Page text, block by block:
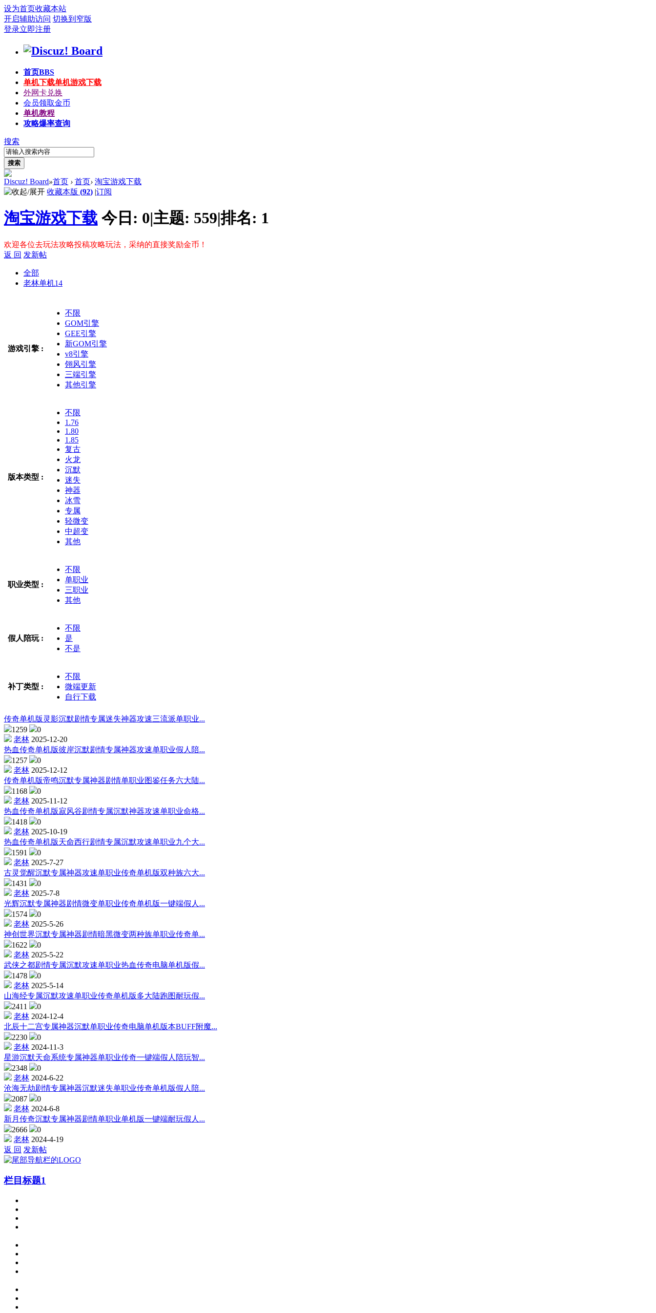
设为首页收藏本站
开启辅助访问 切换到窄版
登录立即注册
首页BBS
单机下载单机游戏下载
外网卡兑换
会员领取金币
单机教程
攻略爆率查询
搜索
搜索
Discuz! Board»首页 › 首页› 淘宝游戏下载
收藏本版 (92) |订阅
淘宝游戏下载 今日: 0|主题: 559|排名: 1
欢迎各位去玩法攻略投稿攻略玩法，采纳的直接奖励金币！
返 回 发新帖
全部
老林单机14
游戏引擎 :
不限
GOM引擎
GEE引擎
新GOM引擎
v8引擎
翎风引擎
三端引擎
其他引擎
版本类型 :
不限
1.76
1.80
1.85
复古
火龙
沉默
迷失
神器
冰雪
专属
轻微变
中超变
其他
职业类型 :
不限
单职业
三职业
其他
假人陪玩 :
不限
是
不是
补丁类型 :
不限
微端更新
自行下载
传奇单机版灵影沉默剧情专属迷失神器攻速三流派单职业...
1259
0
老林 2025-12-20
热血传奇单机版彼岸沉默剧情专属神器攻速单职业假人陪...
1257
0
老林 2025-12-12
传奇单机版帝鸣沉默专属神器剧情单职业图鉴任务六大陆...
1168
0
老林 2025-11-12
热血传奇单机版寂风谷剧情专属沉默神器攻速单职业命格...
1418
0
老林 2025-10-19
热血传奇单机版天命西行剧情专属沉默攻速单职业九个大...
1591
0
老林 2025-7-27
古灵觉醒沉默专属神器攻速单职业传奇单机版双种族六大...
1431
0
老林 2025-7-8
光辉沉默专属神器剧情微变单职业传奇单机版一键端假人...
1574
0
老林 2025-5-26
神创世界沉默专属神器剧情暗黑微变两种族单职业传奇单...
1622
0
老林 2025-5-22
武侠之都剧情专属沉默攻速单职业热血传奇电脑单机版假...
1478
0
老林 2025-5-14
山海经专属沉默攻速单职业传奇单机版多大陆跑图耐玩假...
2411
0
老林 2024-12-4
北辰十二宫专属神器沉默单职业传奇电脑单机版本BUFF附魔...
2230
0
老林 2024-11-3
星游沉默天命系统专属神器单职业传奇一键端假人陪玩智...
2348
0
老林 2024-6-22
沧海无劫剧情专属神器沉默迷失单职业传奇单机版假人陪...
2087
0
老林 2024-6-8
新月传奇沉默专属神器剧情单职业单机版一键端耐玩假人...
2666
0
老林 2024-4-19
返 回 发新帖
栏目标题1